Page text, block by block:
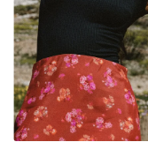
r
P
r
e
i
s